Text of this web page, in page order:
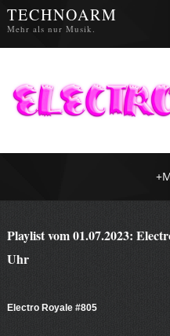
TECHNOARM
Mehr als nur Musik.
+
Playlist vom 01.07.2023:
Uhr
Electro Royale #805